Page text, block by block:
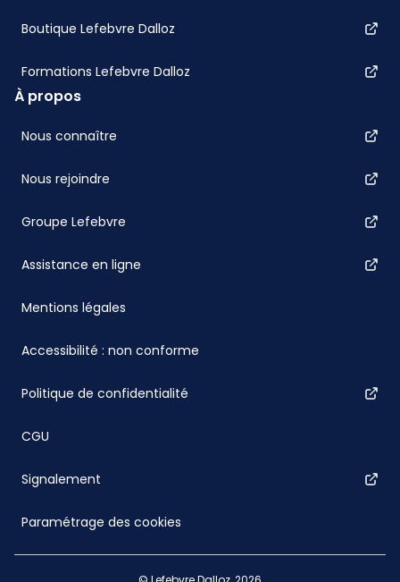
Boutique Lefebvre Dalloz
Formations Lefebvre Dalloz
À propos
Nous connaître
Nous rejoindre
Groupe Lefebvre
Assistance en ligne
Mentions légales
Accessibilité : non conforme
Politique de confidentialité
CGU
Signalement
Paramétrage des cookies